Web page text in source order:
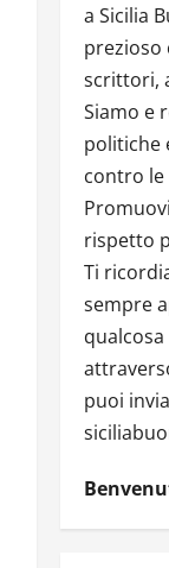
a Sicilia
scrittori,
Siamo e
politiche
contro le
rispetto
Ti
sempre
puoi